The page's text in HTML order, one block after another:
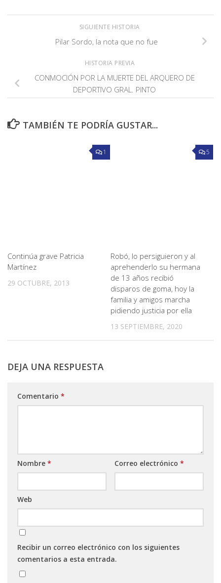
SIGUIENTE HISTORIA
Pilar Sordo, la nota que no fue
HISTORIA PREVIA
CONMOCIÓN POR LA MUERTE DEL ARQUERO DE
DEPORTIVO GRAL. PINTO
TAMBIÉN TE PODRÍA GUSTAR...
1
Continúa grave Patricia
Martínez
29 OCTUBRE, 2013
5
Robó, lo persiguieron y al
aprehenderlo su hermana
de 13 años recibió
disparos de goma, hoy la
familia y amigos marcha
pidiendo justicia por ella
13 SEPTIEMBRE, 2020
DEJA UNA RESPUESTA
Comentario *
Nombre * Correo electrónico *
Web
Recibir un correo electrónico con los siguientes
comentarios a esta entrada.